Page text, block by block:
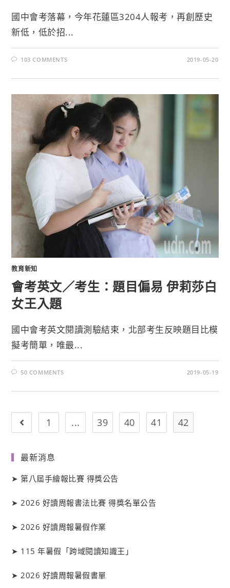
國中會考落幕，今年花蓮區3204人報考，再創歷史
新低，低於招...
103 COMMENTS 2019-05-20
教育新知
會考英文／考生：題目偏易 伊莉莎白
女王入題
國中會考英文閱讀測驗結束，北部考生反映題目比模
擬考簡單，唯最...
50 COMMENTS 2019-05-19
1 ... 39 40 41 42
最新消息
➤第八屆手繪報比賽 得獎公告
➤2026 好讀周報書法比賽 得獎名單公告
➤2026 好讀周報暑假作業
➤ 115 年暑假「跨域閱讀知識王」
➤2026 好讀周報暑假書單